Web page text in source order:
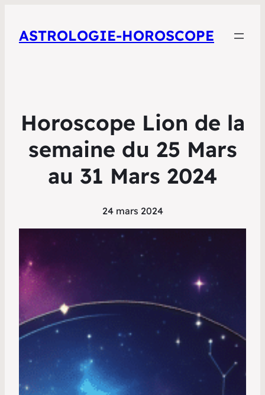
ASTROLOGIE-HOROSCOPE
Horoscope Lion de la
semaine du 25 Mars
au 31 Mars 2024
24 mars 2024